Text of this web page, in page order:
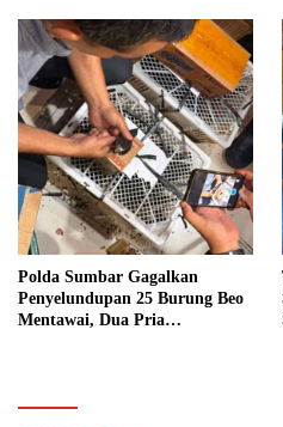
Polda Sumbar Gagalkan
Penyelundupan 25 Burung Beo
Mentawai, Dua Pria